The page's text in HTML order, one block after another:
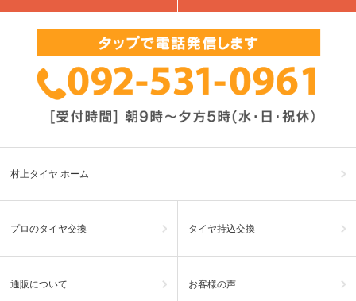
村上タイヤ ホーム
プロのタイヤ交換 タイヤ持込交換
通販について お客様の声